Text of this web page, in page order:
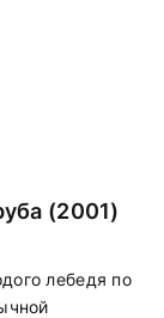
(2001)
лебедя по